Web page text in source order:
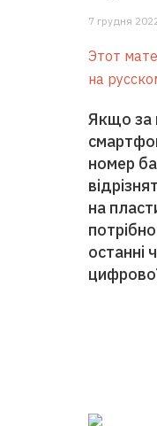
7 грудня
Этот
на
Якщо за
номер
на
останні